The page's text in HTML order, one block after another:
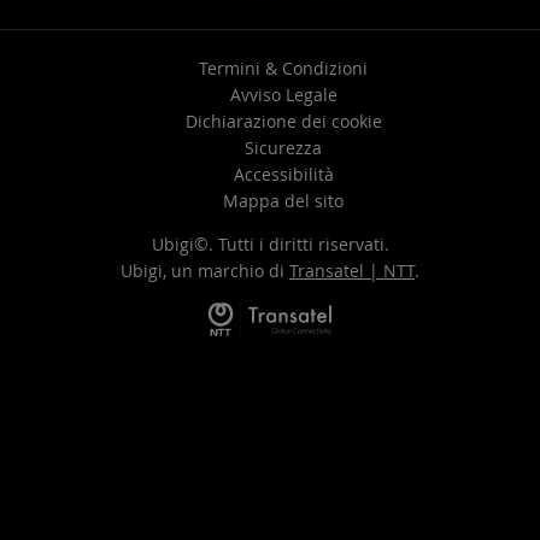
Termini & Condizioni
Avviso Legale
Dichiarazione dei cookie
Sicurezza
Accessibilità
Mappa del sito
Ubigi©. Tutti i diritti riservati.
Ubigi, un marchio di Transatel | NTT.